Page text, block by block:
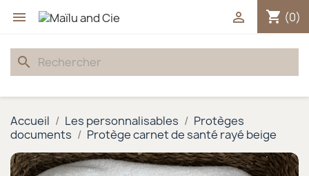
 shopping_cart (0)

search
Accueil Les personnalisables
Protèges
documents
Protège carnet de santé rayé beige